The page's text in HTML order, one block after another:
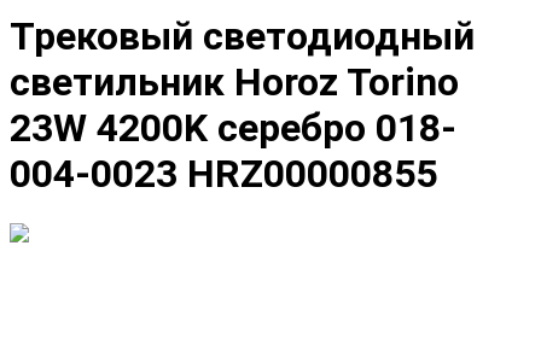
Трековый светодиодный
светильник Horoz Torino
23W 4200K серебро 018-
004-0023 HRZ00000855